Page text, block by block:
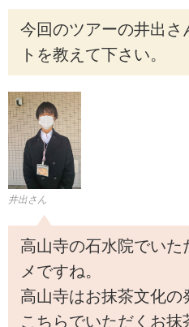
今回のツアーの井出さ
トを教えて下さい。
井出さん
高山寺の石水院でいた
メですね。
高山寺はお抹茶文化の
こちらでいただくお抹